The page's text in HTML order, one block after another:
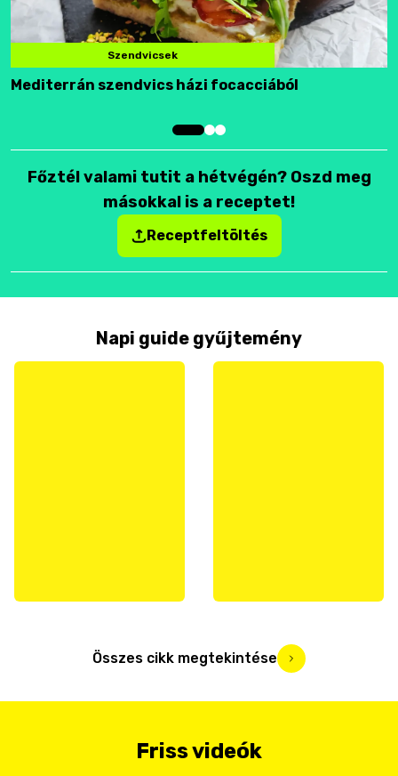
Szendvicsek
Mediterrán szendvics házi focacciából
Főztél valami tutit a hétvégén? Oszd meg
másokkal is a receptet!
Receptfeltöltés
Napi guide gyűjtemény
Összes cikk megtekintése
Friss videók